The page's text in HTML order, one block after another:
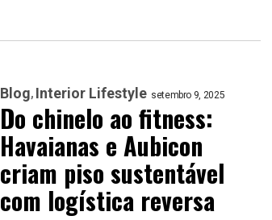
Blog Interior Lifestyle setembro 9, 2025
Do chinelo ao fitness:
Havaianas e Aubicon
criam piso sustentável
com logística reversa